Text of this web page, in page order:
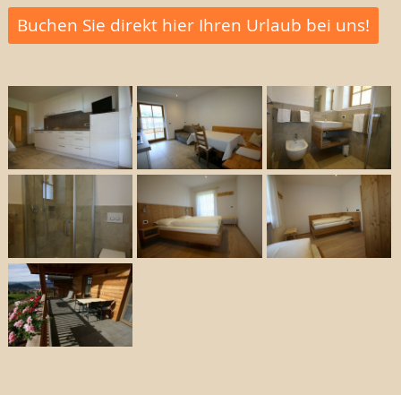
Buchen Sie direkt hier Ihren Urlaub bei uns!